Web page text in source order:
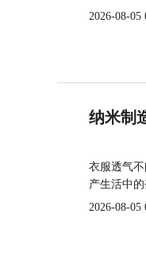
2026-08-05
纳米制
衣服透气
产生活中
2026-08-05